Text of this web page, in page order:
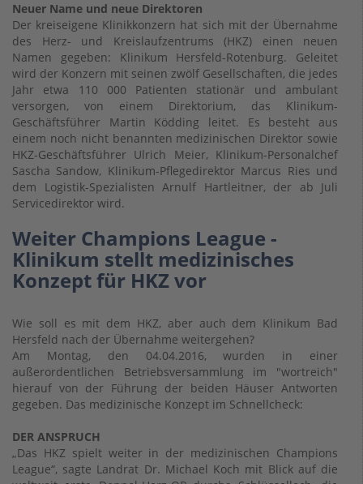
Neuer Name und neue Direktoren
Der kreiseigene Klinikkonzern hat sich mit der Übernahme
des Herz- und Kreislaufzentrums (HKZ) einen neuen
Namen gegeben: Klinikum Hersfeld-Rotenburg. Geleitet
wird der Konzern mit seinen zwölf Gesellschaften, die jedes
Jahr etwa 110 000 Patienten stationär und ambulant
versorgen, von einem Direktorium, das Klinikum-
Geschäftsführer Martin Ködding leitet. Es besteht aus
einem noch nicht benannten medizinischen Direktor sowie
HKZ-Geschäftsführer Ulrich Meier, Klinikum-Personalchef
Sascha Sandow, Klinikum-Pflegedirektor Marcus Ries und
dem Logistik-Spezialisten Arnulf Hartleitner, der ab Juli
Servicedirektor wird.
Weiter Champions League -
Klinikum stellt medizinisches
Konzept für HKZ vor
Wie soll es mit dem HKZ, aber auch dem Klinikum Bad
Hersfeld nach der Übernahme weitergehen?
Am Montag, den 04.04.2016, wurden in einer
außerordentlichen Betriebsversammlung im "wortreich"
hierauf von der Führung der beiden Häuser Antworten
gegeben. Das medizinische Konzept im Schnellcheck:
DER ANSPRUCH
„Das HKZ spielt weiter in der medizinischen Champions
League“, sagte Landrat Dr. Michael Koch mit Blick auf die